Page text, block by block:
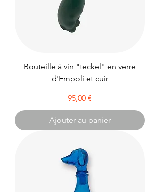
Bouteille à vin "teckel" en verre
d'Empoli et cuir
Prix
95,00 €
Ajouter au panier